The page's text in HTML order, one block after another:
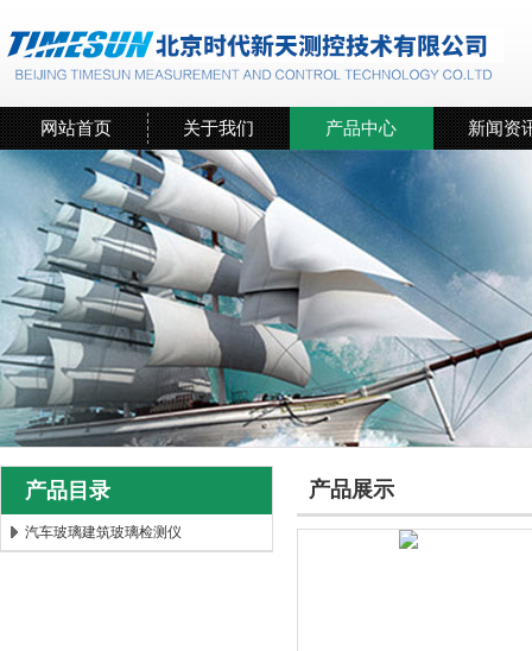
网站首页 关于我们 产品中心 新闻资
产品目录
汽车玻璃建筑玻璃检测仪
产品展示